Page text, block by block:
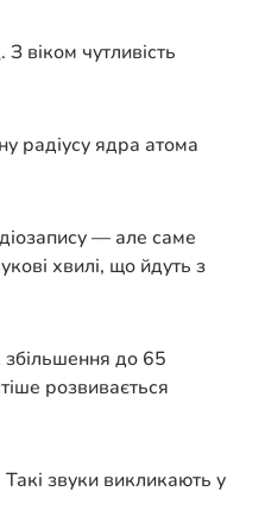
віком чутливість
радіусу ядра атома
— але саме
хвилі, що йдуть з
до 65
розвивається
звуки викликають у